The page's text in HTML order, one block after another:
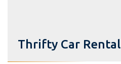
Thrifty Car Rental